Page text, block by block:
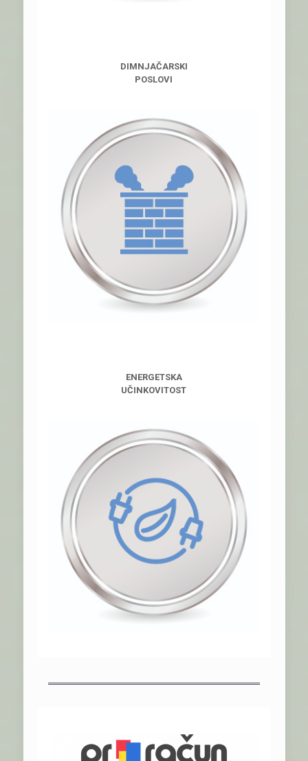
DIMNJAČARSKI
POSLOVI
ENERGETSKA
UČINKOVITOST